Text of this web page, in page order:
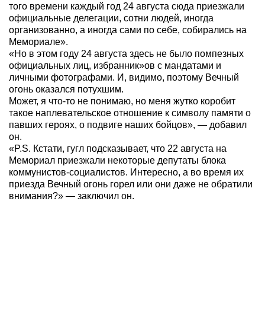
того времени каждый год 24 августа сюда приезжали
официальные делегации, сотни людей, иногда
организованно, а иногда сами по себе, собирались на
Мемориале».
«Но в этом году 24 августа здесь не было помпезных
официальных лиц, избранник»ов с мандатами и
личными фотографами. И, видимо, поэтому Вечный
огонь оказался потухшим.
Может, я что-то не понимаю, но меня жутко коробит
такое наплевательское отношение к символу памяти о
павших героях, о подвиге наших бойцов», — добавил
он.
«P.S. Кстати, гугл подсказывает, что 22 августа на
Мемориал приезжали некоторые депутаты блока
коммунистов-социалистов. Интересно, а во время их
приезда Вечный огонь горел или они даже не обратили
внимания?» — заключил он.